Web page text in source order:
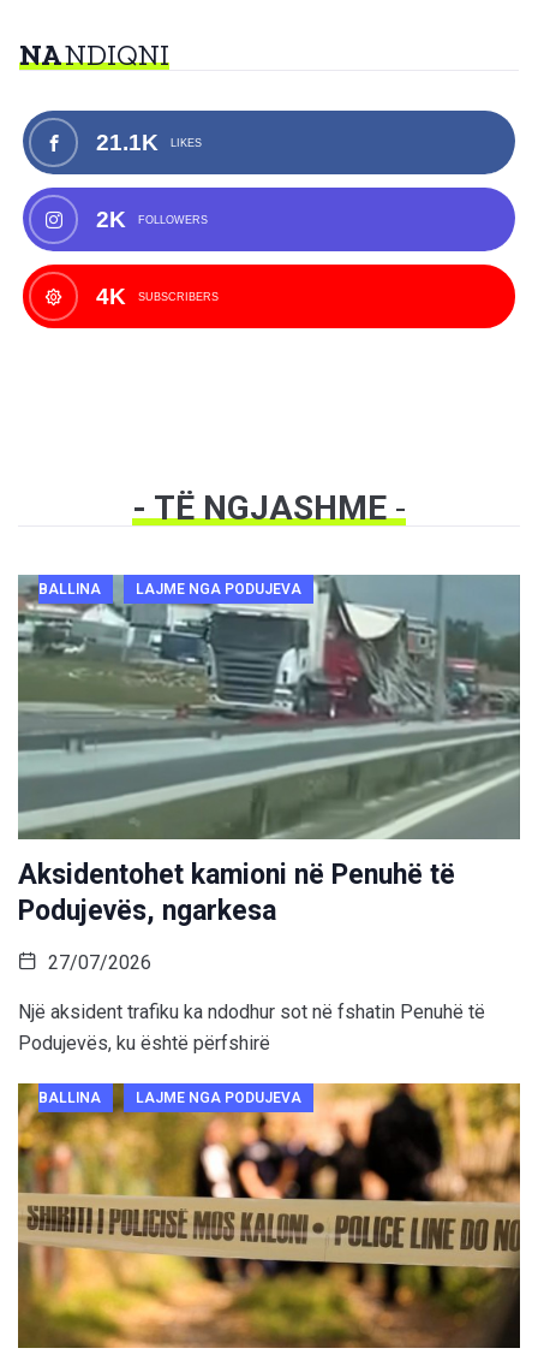
NANDIQNI
21.1K LIKES
2K FOLLOWERS
4K SUBSCRIBERS
- TË NGJASHME-
BALLINA LAJME NGA PODUJEVA
Aksidentohet kamioni në Penuhë të
Podujevës, ngarkesa
27/07/2026
Një aksident trafiku ka ndodhur sot në fshatin Penuhë të
Podujevës, ku është përfshirë
BALLINA LAJME NGA PODUJEVA